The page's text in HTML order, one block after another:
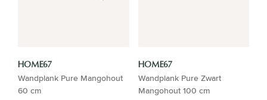
HOME67
Wandplank Pure Mangohout
60 cm
HOME67
Wandplank Pure Zwart
Mangohout 100 cm